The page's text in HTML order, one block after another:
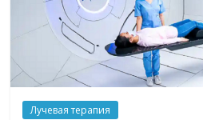
страже
здоровья
Лучевая терапия